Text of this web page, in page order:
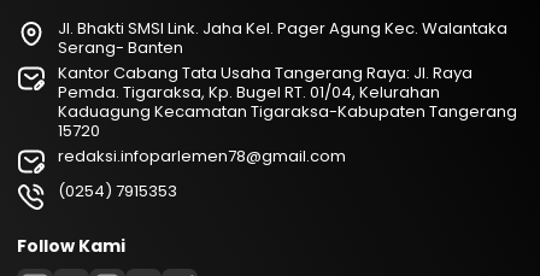
Jl. Bhakti SMSI Link. Jaha Kel. Pager Agung Kec. Walantaka
Serang- Banten
Kantor Cabang Tata Usaha Tangerang Raya: Jl. Raya
Pemda. Tigaraksa, Kp. Bugel RT. 01/04, Kelurahan
Kaduagung Kecamatan Tigaraksa-Kabupaten Tangerang
15720
redaksi.infoparlemen78@gmail.com
(0254) 7915353
Follow Kami